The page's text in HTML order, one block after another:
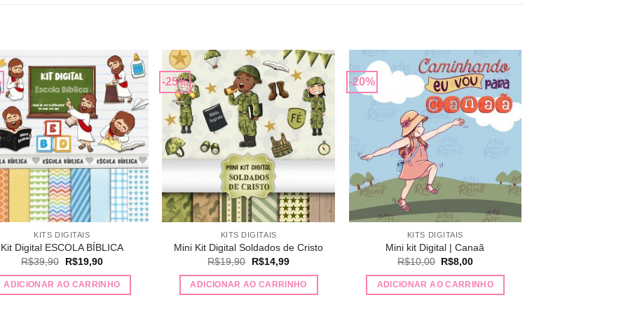
Adicionar
a lista de
desejos
KITS DIGITAIS
Kit Digital ESCOLA BÍBLICA
R$39,90
O
original
era:
R$19,90O
atual
é:
ADICIONAR AO CARRINHO
-25%
Adicionar
a lista de
desejos
KITS DIGITAIS
Mini Kit Digital Soldados de Cristo
R$19,90 O
original
era:
R$14,99O
atual
é:
ADICIONAR AO CARRINHO
-20%
Adicionar
a lista de
desejos
KITS DIGITAIS
Mini kit Digital | Canaã
R$10,00 O
original
era:
R$8,00O
atual
é:
ADICIONAR AO CARRINHO